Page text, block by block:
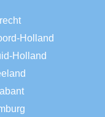
Holland
Holland